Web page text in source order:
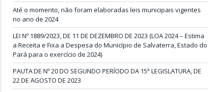
Até o momento, não foram elaboradas leis municipais vigentes
no ano de 2024
LEI Nº 1889/2023, DE 11 DE DEZEMBRO DE 2023 (LOA 2024 – Estima
a Receita e Fixa a Despesa do Município de Salvaterra, Estado do
Pará para o exercício de 2024)
PAUTA DE Nº 20 DO SEGUNDO PERÍODO DA 15ª LEGISLATURA, DE
22 DE AGOSTO DE 2023